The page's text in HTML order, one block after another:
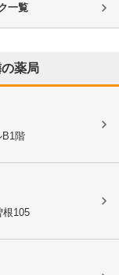
一覧
薬局
B1階
根105